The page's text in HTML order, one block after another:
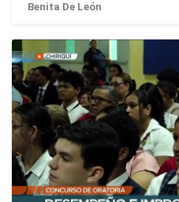
Benita De León